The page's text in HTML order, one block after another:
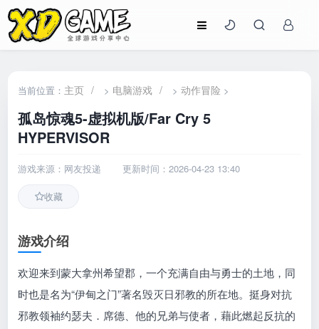
当前位置： 主页 / > 电脑游戏 / >动作冒险 >
孤岛惊魂5-虚拟机版/Far Cry 5
HYPERVISOR
游戏来源：网友投递 更新时间：2026-04-23 13:40
收藏
游戏介绍
欢迎来到蒙大拿州希望郡，一个充满自由与勇士的土地，同
时也是名为“伊甸之门”著名毁灭日邪教的所在地。挺身对抗
邪教领袖约瑟夫．席德、他的兄弟与使者，藉此燃起反抗的